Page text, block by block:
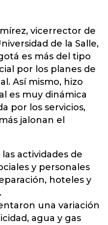
vicerrector de
de la Salle,
es más del tipo
por los planes de
Así mismo, hizo
es muy dinámica
por los servicios,
jalonan el
actividades de
y personales
hoteles y
una variación
agua y gas